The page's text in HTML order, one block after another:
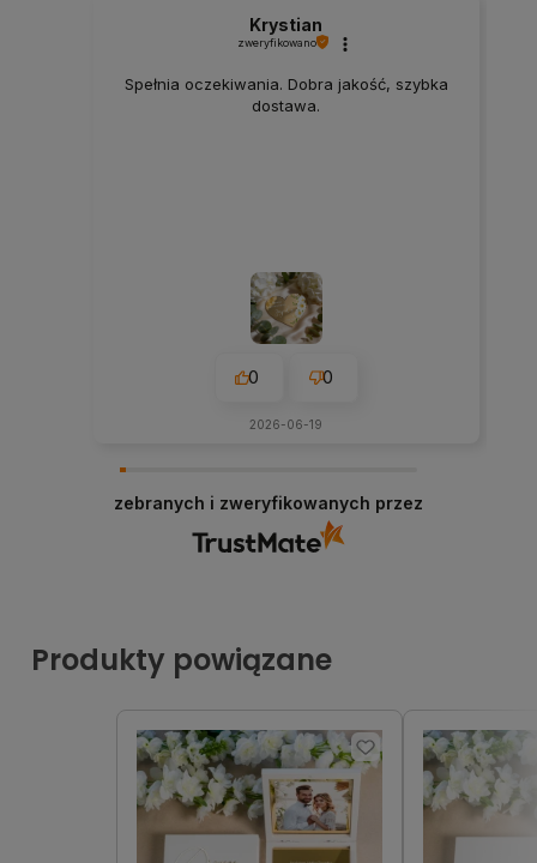
Krystian
zweryfikowano
Spełnia oczekiwania. Dobra jakość, szybka
dostawa.
0 0
2026-06-19
zebranych i zweryfikowanych przez
Produkty powiązane